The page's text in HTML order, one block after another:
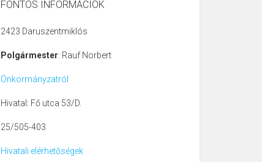
FONTOS INFORMÁCIÓK
2423 Daruszentmiklós
Polgármester: Rauf Norbert
Önkormányzatról
Hivatal: Fő utca 53/D.
25/505-403
Hivatali elérhetőségek